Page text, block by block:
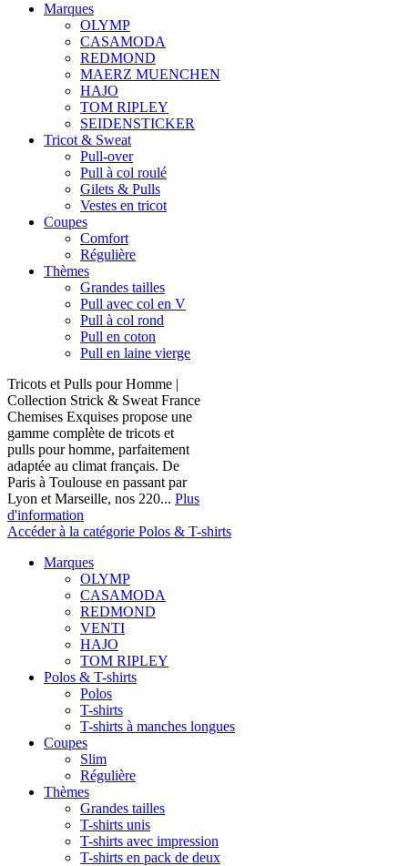
Marques
OLYMP
CASAMODA
REDMOND
MAERZ MUENCHEN
HAJO
TOM RIPLEY
SEIDENSTICKER
Tricot & Sweat
Pull-over
Pull à col roulé
Gilets & Pulls
Vestes en tricot
Coupes
Comfort
Régulière
Thèmes
Grandes tailles
Pull avec col en V
Pull à col rond
Pull en coton
Pull en laine vierge
Tricots et Pulls pour Homme |
Collection Strick & Sweat France
Chemises Exquises propose une
gamme complète de tricots et
pulls pour homme, parfaitement
adaptée au climat français. De
Paris à Toulouse en passant par
Lyon et Marseille, nos 220... Plus
d'information
Accéder à la catégorie Polos & T-shirts
Marques
OLYMP
CASAMODA
REDMOND
VENTI
HAJO
TOM RIPLEY
Polos & T-shirts
Polos
T-shirts
T-shirts à manches longues
Coupes
Slim
Régulière
Thèmes
Grandes tailles
T-shirts unis
T-shirts avec impression
T-shirts en pack de deux